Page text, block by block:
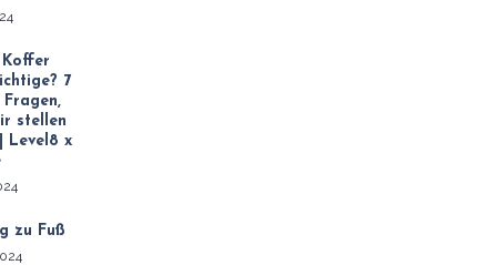
Koffer
7
stellen
Level8 x
zu Fuß